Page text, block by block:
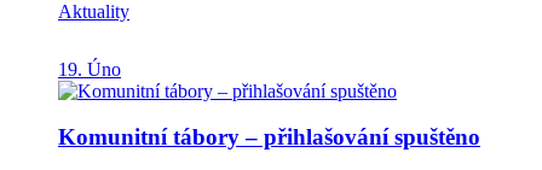
Aktuality
19. Úno
Komunitní tábory – přihlašování spuštěno